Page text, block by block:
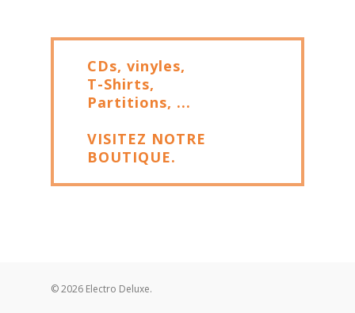
CDs, vinyles,
T-Shirts,
Partitions, ...
VISITEZ NOTRE
BOUTIQUE.
© 2026 Electro Deluxe.